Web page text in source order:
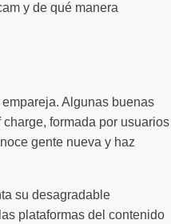
y de qué manera
Algunas buenas
formada por usuarios
gente nueva y haz
su desagradable
plataformas del contenido